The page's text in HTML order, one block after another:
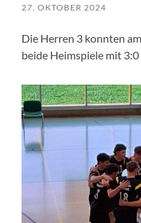
27. OKTOBER 2024
Die Herren 3 konnten
beide Heimspiele mit 3:0